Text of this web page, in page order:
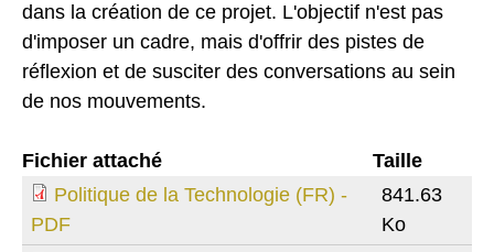
dans la création de ce projet. L'objectif n'est pas
d'imposer un cadre, mais d'offrir des pistes de
réflexion et de susciter des conversations au sein
de nos mouvements.
Fichier attaché
Taille
Politique de la Technologie (FR) -
PDF
841.63
Ko